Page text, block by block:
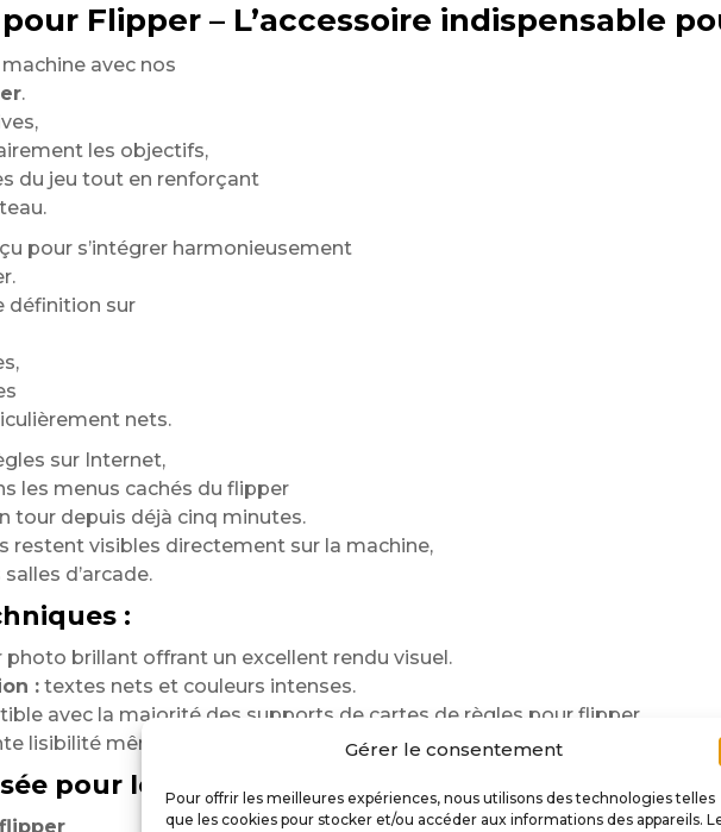
Gérer le consentement
Pour offrir les meilleures expériences, nous utilisons des technologies telles
que les cookies pour stocker et/ou accéder aux informations des appareils.
Flipper – L’accessoire indispensable
avec nos
.
les objectifs,
du jeu tout en renforçant
pour s’intégrer harmonieusement
définition sur
nets.
sur Internet,
les menus cachés du flipper
tour depuis déjà cinq minutes.
visibles directement sur la machine,
d’arcade.
:
brillant offrant un excellent rendu visuel.
:textes nets et couleurs intenses.
avec la majorité des supports de cartes de règles pour flipper.
lisibilité même sous l’éclairage du playfield.
pour les passionnés de flipper